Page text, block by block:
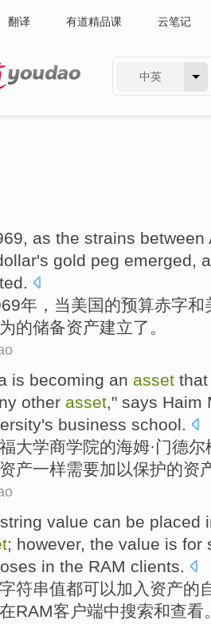
翻译 有道精品课 云笔记
中英
as the strains between
's gold peg emerged,
.
年， 当美国的预算赤字和
的储备资产建立了 。
is becoming an asset
other asset," says Haim
's business school.
大学商学院的海姆·门德尔
资产一样需要加以保护的资
string value can be placed
; however, the value is for
in the RAM clients
字符串值都可以加入 资产的
RAM客户端中搜索和查看